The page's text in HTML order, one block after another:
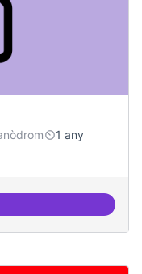
1 any
FLOSS